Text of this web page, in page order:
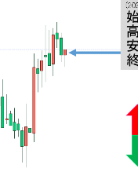
生産が世界を蝕む。
的「不調」⇒ PSIが示
たり賠償10万ウォン
、2032年竣工と公示
いっちょがみしたので